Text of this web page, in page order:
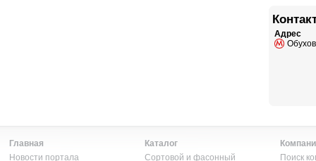
Адрес
Главная
Новости портала
Каталог
Сортовой и фасонный
Поиск